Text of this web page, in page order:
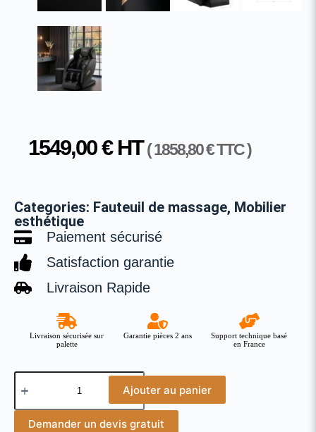
1549,00€HT (1858,80€TTC )
Categories: Fauteuil de massage, Mobilier
esthétique
Paiement sécurisé
Satisfaction garantie
Livraison Rapide
Livraison sécurisée sur
palette
Garantie pièces 2 ans
Support technique basé
en France
Ajouter au panier
Demander un devis gratuit